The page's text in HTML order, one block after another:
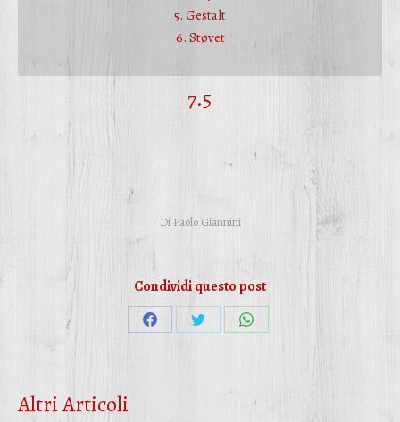
5. Gestalt
6. Støvet
7.5
Di Paolo Giannini
Condividi questo post
CondividiCondividiCondividi
Altri Articoli